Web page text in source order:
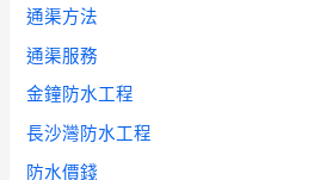
通渠方法
通渠服務
金鐘防水工程
長沙灣防水工程
防水價錢